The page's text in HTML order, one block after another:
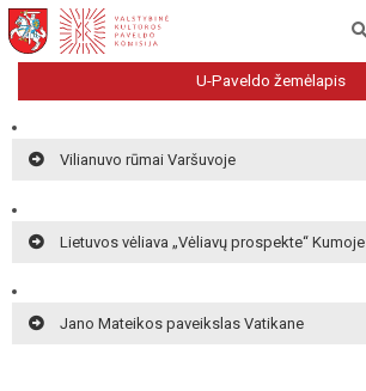
U-Paveldo žemėlapis
Vilianuvo rūmai Varšuvoje
Lietuvos vėliava „Vėliavų prospekte“ Kumoje
Jano Mateikos paveikslas Vatikane